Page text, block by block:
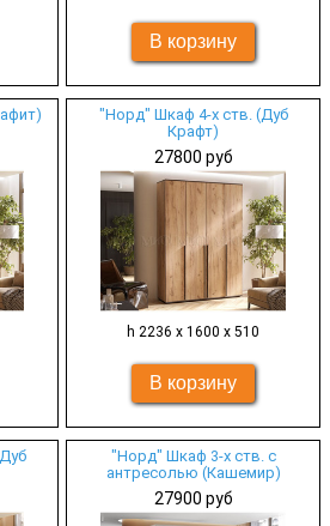
"Норд" Шкаф 4-х ств. (Дуб
Крафт)
27800 руб
h 2236 х 1600 х 510
"Норд" Шкаф 3-х ств. с
антресолью (Кашемир)
27900 руб